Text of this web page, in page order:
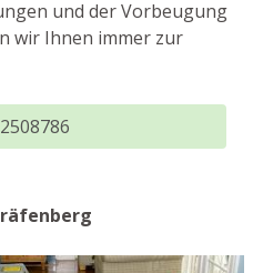
und der Vorbeugung
wir Ihnen immer zur